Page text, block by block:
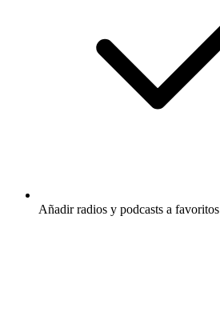
Añadir radios y podcasts a favoritos